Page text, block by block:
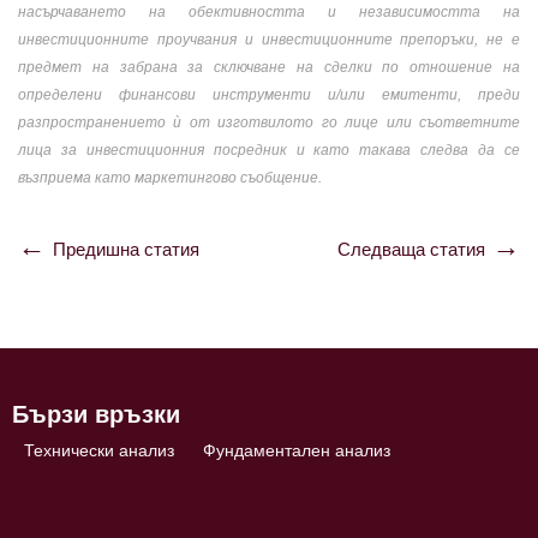
насърчаването на обективността и независимостта на
инвестиционните проучвания и инвестиционните препоръки, не е
предмет на забрана за сключване на сделки по отношение на
определени финансови инструменти и/или емитенти, преди
разпространението ѝ от изготвилото го лице или съответните
лица за инвестиционния посредник и като такава следва да се
възприема като маркетингово съобщение.
Навигация
Предишна статия Следваща статия
Бързи връзки
Технически анализ Фундаментален анализ